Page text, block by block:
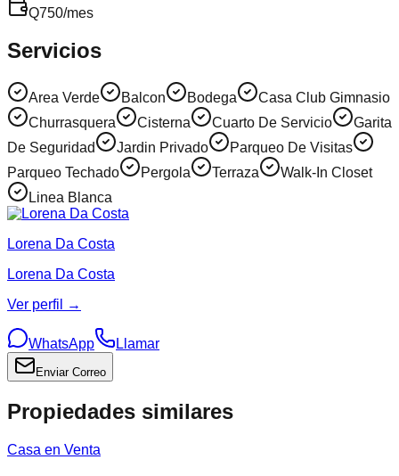
Q750/mes
Servicios
Area Verde Balcon Bodega
Casa Club Gimnasio
Churrasquera
Cisterna Cuarto De Servicio
Garita
De Seguridad
Jardin Privado
Parqueo De Visitas
Parqueo Techado
Pergola Terraza
Walk-In Closet
Linea Blanca
Lorena Da Costa
Lorena Da Costa
Ver perfil →
WhatsApp Llamar
Enviar Correo
Propiedades similares
Casa en Venta